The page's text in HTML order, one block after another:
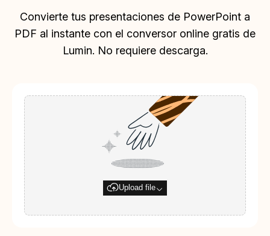
Convierte tus presentaciones de PowerPoint a
PDF al instante con el conversor online gratis de
Lumin. No requiere descarga.
Upload file